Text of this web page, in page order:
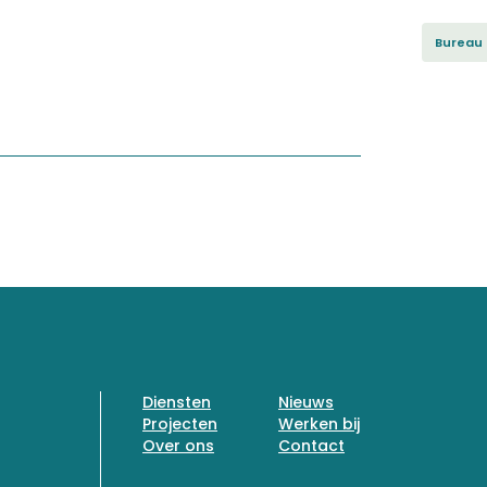
Bureau
Diensten
Projecten
Over ons
Nieuws
Werken bij
Contact